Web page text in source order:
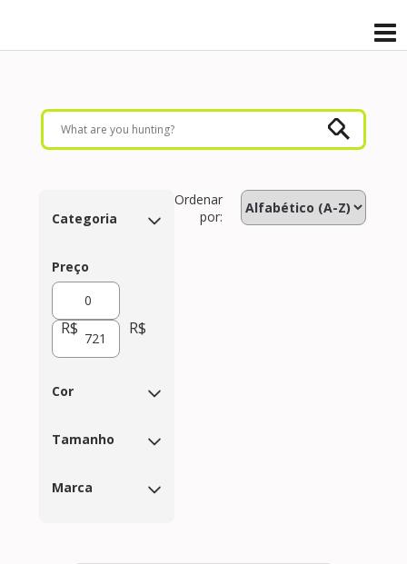
Categoria
Preço
R$ R$
Cor
Tamanho
Marca
Ordenar
por: